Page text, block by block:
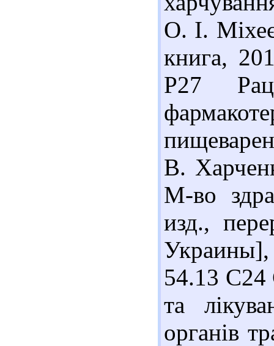
О. І.
книга,
Р27
В.
М-во
изд.,
54.13 С24
та
органів